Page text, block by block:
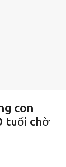
con
tuổi chờ